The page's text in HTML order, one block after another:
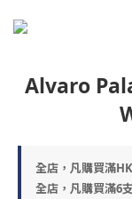
Alvaro
全店，凡購買滿
全店，凡購買滿6